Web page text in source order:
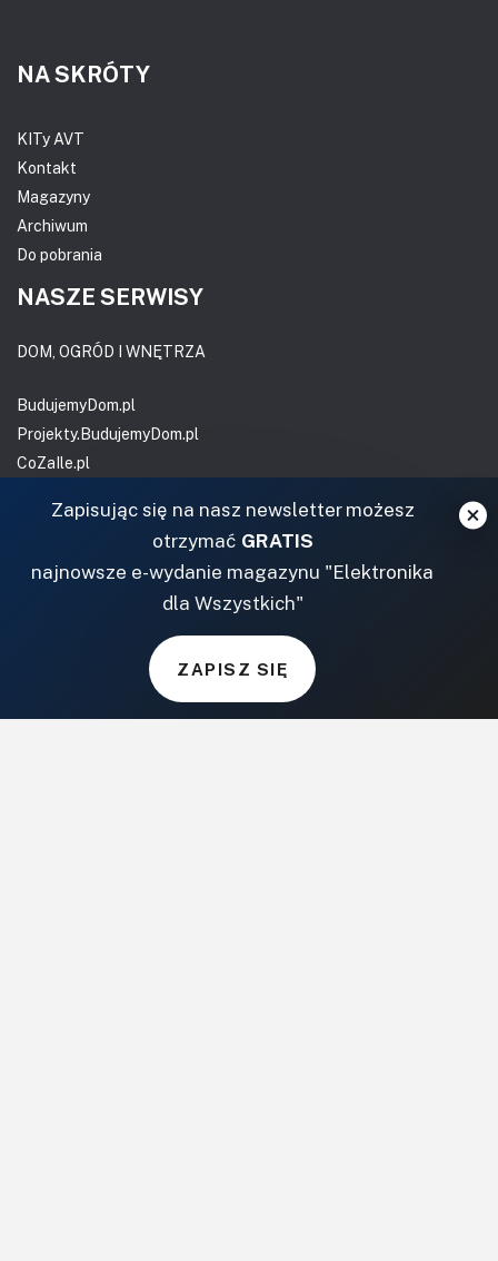
NA SKRÓTY
KITy AVT
Kontakt
Magazyny
Archiwum
Do pobrania
NASZE SERWISY
DOM, OGRÓD I WNĘTRZA
BudujemyDom.pl
Projekty.BudujemyDom.pl
CoZaIle.pl
ZielonyOgródek.pl
MagazynGitarzysta.pl
MagazynPerkusista.pl
Zapisując się na nasz newsletter możesz
otrzymać GRATIS
najnowsze e-wydanie magazynu "Elektronika
dla Wszystkich"
ZAPISZ SIĘ